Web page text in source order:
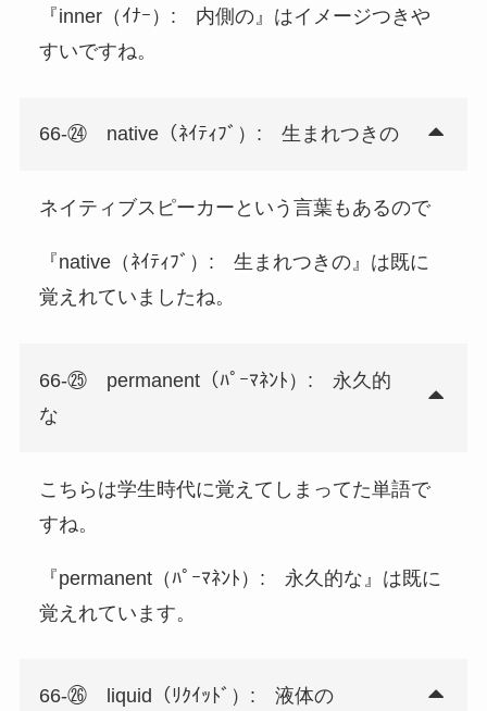
『inner（ｲﾅｰ）: 内側の』はイメージつきや
すいですね。
66-㉔ native（ﾈｲﾃｨﾌﾞ）: 生まれつきの
ネイティブスピーカーという言葉もあるので
『native（ﾈｲﾃｨﾌﾞ）: 生まれつきの』は既に
覚えれていましたね。
66-㉕ permanent（ﾊﾟｰﾏﾈﾝﾄ）: 永久的
な
こちらは学生時代に覚えてしまってた単語で
すね。
『permanent（ﾊﾟｰﾏﾈﾝﾄ）: 永久的な』は既に
覚えれています。
66-㉖ liquid（ﾘｸｲｯﾄﾞ）: 液体の